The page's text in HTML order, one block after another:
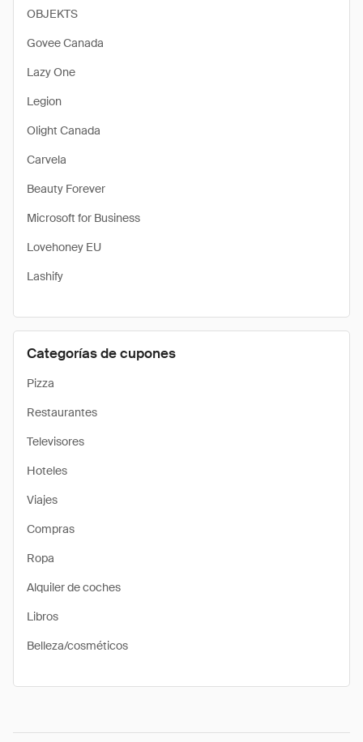
OBJEKTS
Govee Canada
Lazy One
Legion
Olight Canada
Carvela
Beauty Forever
Microsoft for Business
Lovehoney EU
Lashify
Categorías de cupones
Pizza
Restaurantes
Televisores
Hoteles
Viajes
Compras
Ropa
Alquiler de coches
Libros
Belleza/cosméticos